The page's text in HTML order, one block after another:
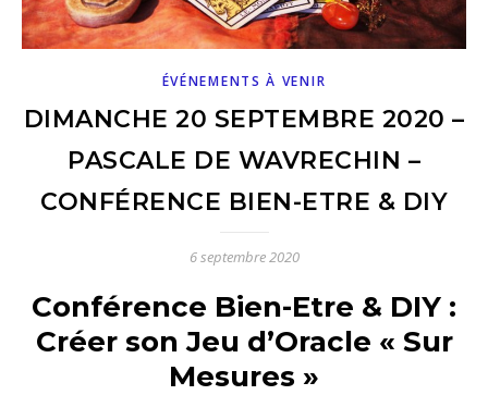
ÉVÉNEMENTS À VENIR
DIMANCHE 20 SEPTEMBRE 2020 –
PASCALE DE WAVRECHIN –
CONFÉRENCE BIEN-ETRE & DIY
6 septembre 2020
Conférence Bien-Etre & DIY :
Créer son Jeu d’Oracle « Sur
Mesures »